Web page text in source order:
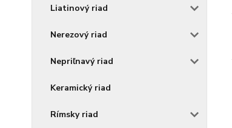
Liatinový riad
Nerezový riad
Nepriľnavý riad
Keramický riad
Rímsky riad